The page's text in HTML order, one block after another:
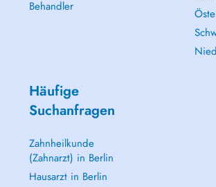
Behandler
Häufige
Suchanfragen
Zahnheilkunde
(Zahnarzt) in Berlin
Hausarzt in Berlin